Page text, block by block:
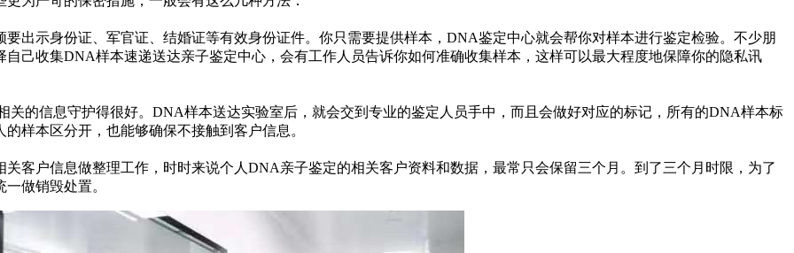
出示身份证、军官证、结婚证等有效身份证件。你只需要提供样本，DNA鉴定中心就会帮你对样本进行鉴定检验。不少朋
己收集DNA样本速递送达亲子鉴定中心，会有工作人员告诉你如何准确收集样本，这样可以最大程度地保障你的隐私讯
的信息守护得很好。DNA样本送达实验室后，就会交到专业的鉴定人员手中，而且会做好对应的标记，所有的DNA样本标
样本区分开，也能够确保不接触到客户信息。
客户信息做整理工作，时时来说个人DNA亲子鉴定的相关客户资料和数据，最常只会保留三个月。到了三个月时限，为了
做销毁处置。